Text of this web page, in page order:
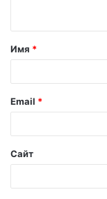
Имя *
Email *
Сайт